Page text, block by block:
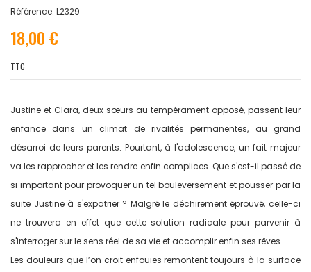
Référence: L2329
18,00 €
TTC
Justine et Clara, deux sœurs au tempérament opposé, passent leur
enfance dans un climat de rivalités permanentes, au grand
désarroi de leurs parents. Pourtant, à l'adolescence, un fait majeur
va les rapprocher et les rendre enfin complices. Que s'est-il passé de
si important pour provoquer un tel bouleversement et pousser par la
suite Justine à s'expatrier ? Malgré le déchirement éprouvé, celle-ci
ne trouvera en effet que cette solution radicale pour parvenir à
s'interroger sur le sens réel de sa vie et accomplir enfin ses rêves.
Les douleurs que l’on croit enfouies remontent toujours à la surface